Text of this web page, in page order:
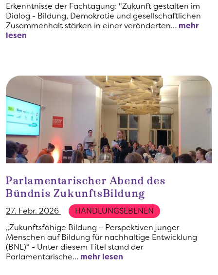
Erkenntnisse der Fachtagung: "Zukunft gestalten im
Dialog - Bildung, Demokratie und gesellschaftlichen
Zusammenhalt stärken in einer veränderten… mehr
lesen
Parlamentarischer Abend des
Bündnis ZukunftsBildung
27. Febr. 2026
HANDLUNGSEBENEN
„Zukunftsfähige Bildung – Perspektiven junger
Menschen auf Bildung für nachhaltige Entwicklung
(BNE)“ - Unter diesem Titel stand der
Parlamentarische… mehr lesen